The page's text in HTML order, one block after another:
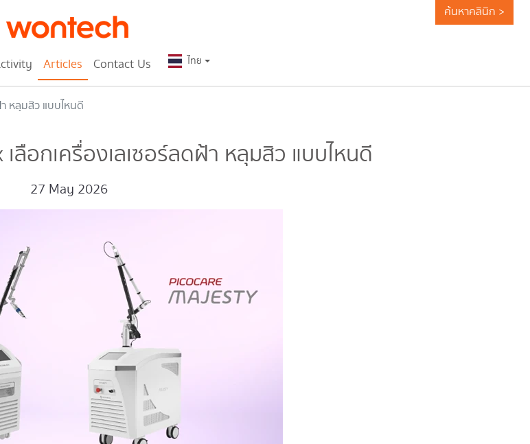
Articles Contact Us ไทย
ค้นหาคลินิก >
หลุมสิว แบบไหนดี
ลือกเครื่องเลเซอร์ลดฝ้า หลุมสิว แบบไหนดี
27 May 2026